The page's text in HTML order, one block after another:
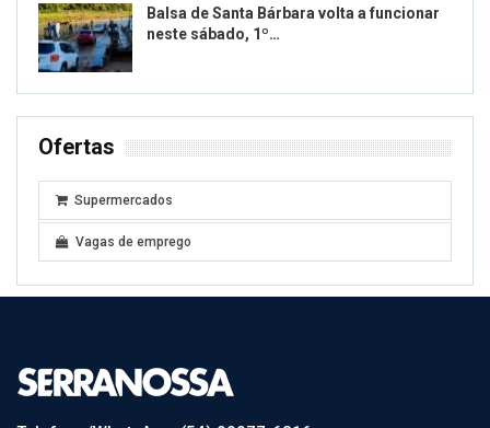
Balsa de Santa Bárbara volta a funcionar
neste sábado, 1º…
Ofertas
Supermercados
Vagas de emprego